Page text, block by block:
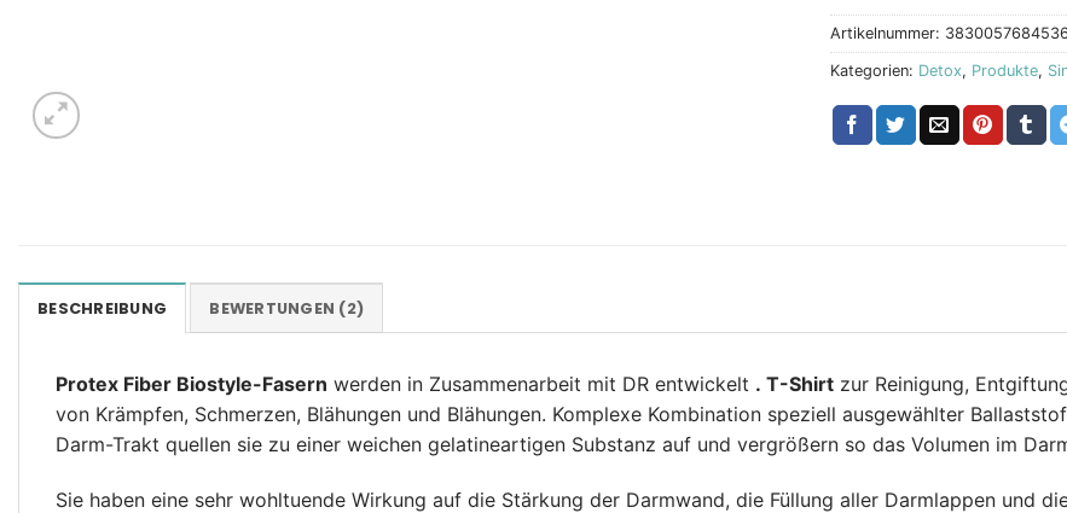
Artikelnummer: 3830057684536
Kategorien: Detox, Produkte,
BESCHREIBUNG BEWERTUNGEN (2)
Protex Fiber Biostyle-Fasern werden in Zusammenarbeit mit DR entwickelt . T-Shirt zur Reinigung,
von Krämpfen, Schmerzen, Blähungen und Blähungen. Komplexe Kombination speziell ausgewählter
Darm-Trakt quellen sie zu einer weichen gelatineartigen Substanz auf und vergrößern so das Volumen im
Sie haben eine sehr wohltuende Wirkung auf die Stärkung der Darmwand, die Füllung aller Darmlappen und